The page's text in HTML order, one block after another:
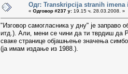
Одг: Transkripcija stranih imena
« Одговор #237 у: 19.15 ч. 28.03.2008. »
"Изговор самогласника у дну" је
итд.). Али, мени се чини да ти тврдиш да
сваке странице објашњење значења
(ја имам издање из 1988.).